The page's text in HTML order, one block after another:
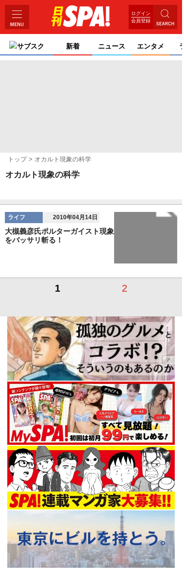
ログイン
会員登録
サブスク 新着 ニュース エンタメ
トップ オカルト現象の科学
オカルト現象の科学
ライフ 2010年04月14日
大槻義彦氏ポルターガイスト現象
をバッサリ斬る！
1 2